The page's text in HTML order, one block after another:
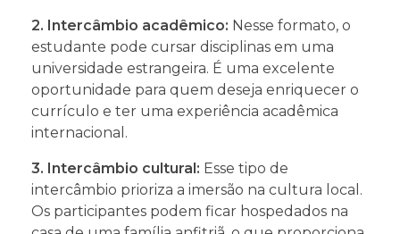
2. Intercâmbio acadêmico: Nesse formato, o
estudante pode cursar disciplinas em uma
universidade estrangeira. É uma excelente
oportunidade para quem deseja enriquecer o
currículo e ter uma experiência acadêmica
internacional.
3. Intercâmbio cultural: Esse tipo de
intercâmbio prioriza a imersão na cultura local.
Os participantes podem ficar hospedados na